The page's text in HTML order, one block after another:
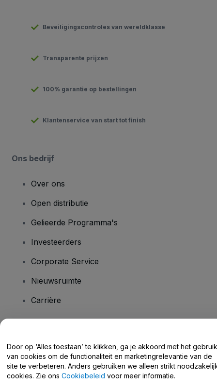
Beveiligingscontroles van wereldklasse
Transparente prijzen
100% garantie op bestellingen
Klantenservice van start tot finish
Ons bedrijf
Over ons
Open distributie
Gelieerde Programma's
Investeerders
Corporate Service
Nieuwsruimte
Carrière
Helpcentrum / Neem Contact Met Ons Op
Door op ‘Alles toestaan’ te klikken, ga je akkoord met het gebruik
van cookies om de functionaliteit en marketingrelevantie van de
site te verbeteren. Anders gebruiken we alleen strikt
cookies. Zie ons Cookiebeleid voor meer informatie.